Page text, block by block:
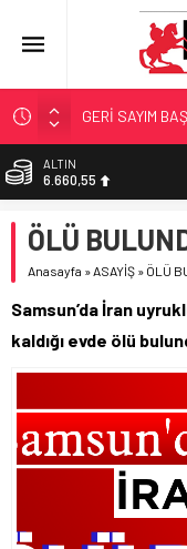
GERİ SAYIM
‘BAFRA’YA
YÖNETİCİ
ALTIN
6.660,55
13.779,39
DOLAR
55,1881
ÖLÜ
Anasayfa »ASAYİŞ » ÖLÜ
Samsun’da İran
kaldığı evde ölü